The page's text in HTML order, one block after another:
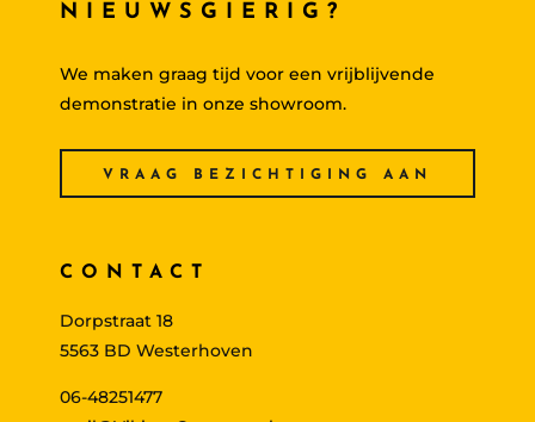
NIEUWSGIERIG?
We maken graag tijd voor een vrijblijvende
demonstratie in onze showroom.
VRAAG BEZICHTIGING AAN
CONTACT
Dorpstraat 18
5563 BD Westerhoven
06-48251477